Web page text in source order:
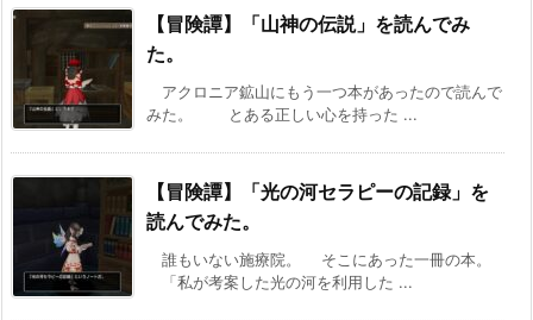
【冒険譚】「山神の伝説」を読んでみ
た。
アクロニア鉱山にもう一つ本があったので読んで
みた。 とある正しい心を持った ...
【冒険譚】「光の河セラピーの記録」を
読んでみた。
誰もいない施療院。 そこにあった一冊の本。
「私が考案した光の河を利用した ...